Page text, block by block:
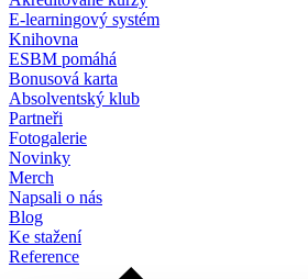
E-learningový systém
Knihovna
ESBM pomáhá
Bonusová karta
Absolventský klub
Partneři
Fotogalerie
Novinky
Merch
Napsali o nás
Blog
Ke stažení
Reference